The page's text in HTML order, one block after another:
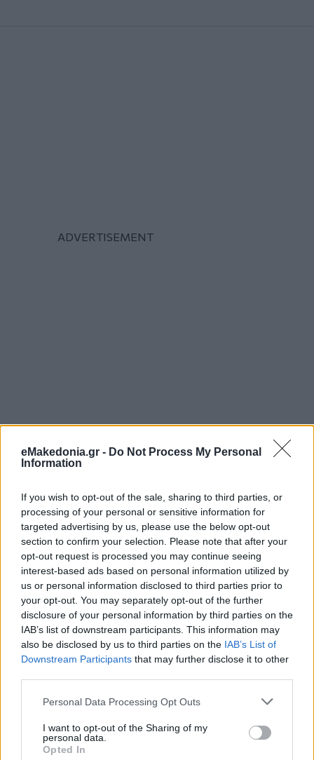
eMakedonia.gr - Do Not Process My Personal
Information
If you wish to opt-out of the sale, sharing to third parties, or
processing of your personal or sensitive information for
targeted advertising by us, please use the below opt-out
section to confirm your selection. Please note that after your
opt-out request is processed you may continue seeing
interest-based ads based on personal information utilized by
us or personal information disclosed to third parties prior to
your opt-out. You may separately opt-out of the further
disclosure of your personal information by third parties on the
IAB’s list of downstream participants. This information may
also be disclosed by us to third parties on the IAB’s List of
Downstream Participants that may further disclose it to other
Please note that this website/app uses one or more Google
not limited to your visit or usage behaviour. You may click to
grant or deny consent to Google and its third-party tags to
use your data for below specified purposes in below Google
Personal Data Processing Opt Outs
I want to opt-out of the Sharing of my
personal data.
Opted In